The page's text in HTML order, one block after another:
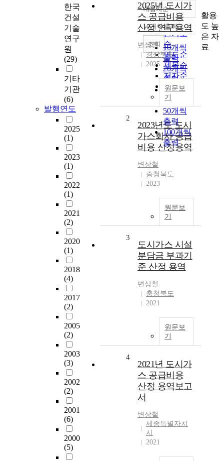
한국
건설
기술
연구
원
(29)
기타
기관
(6)
발행연도
2025
(1)
2023
(1)
2022
(1)
2021
(2)
2020
(1)
2018
(4)
2017
(2)
2005
(2)
2003
(3)
2002
(2)
2001
(6)
2000
(5)
정확도
순
인기도
순
연도순
제목순
저자순
발행기
관순
내림차순
내림차순
10개씩 출력
10개씩
출력
20개씩
출력
30개씩
출력
50개씩
출력
100개씩
출력
조회
2025년 도시가
스 공급비용
산정 연구용역
변상철
경상북도
2025
원문보
기
2
2023년도 도시
가스회사 공급
비용 산정용역
변상철
충청북도
2023
원문보
기
3
도시가스 시설
분담금 부과기
준 산정 용역
변상철
충청북도
2021
원문보
기
4
2021년 도시가
스 공급비용
산정 용역보고
서
변상철
세종특별자치
시
2021
활용
도 높
은 자
료